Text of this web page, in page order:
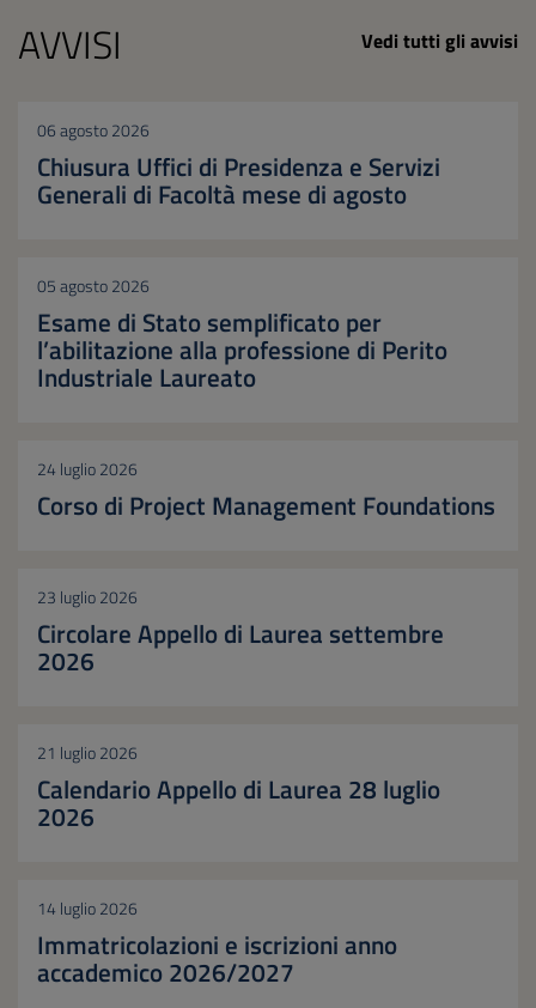
AVVISI Vedi tutti gli avvisi
06 agosto 2026
Chiusura Uffici di Presidenza e Servizi
Generali di Facoltà mese di agosto
05 agosto 2026
Esame di Stato semplificato per
l’abilitazione alla professione di Perito
Industriale Laureato
24 luglio 2026
Corso di Project Management Foundations
23 luglio 2026
Circolare Appello di Laurea settembre
2026
21 luglio 2026
Calendario Appello di Laurea 28 luglio
2026
14 luglio 2026
Immatricolazioni e iscrizioni anno
accademico 2026/2027